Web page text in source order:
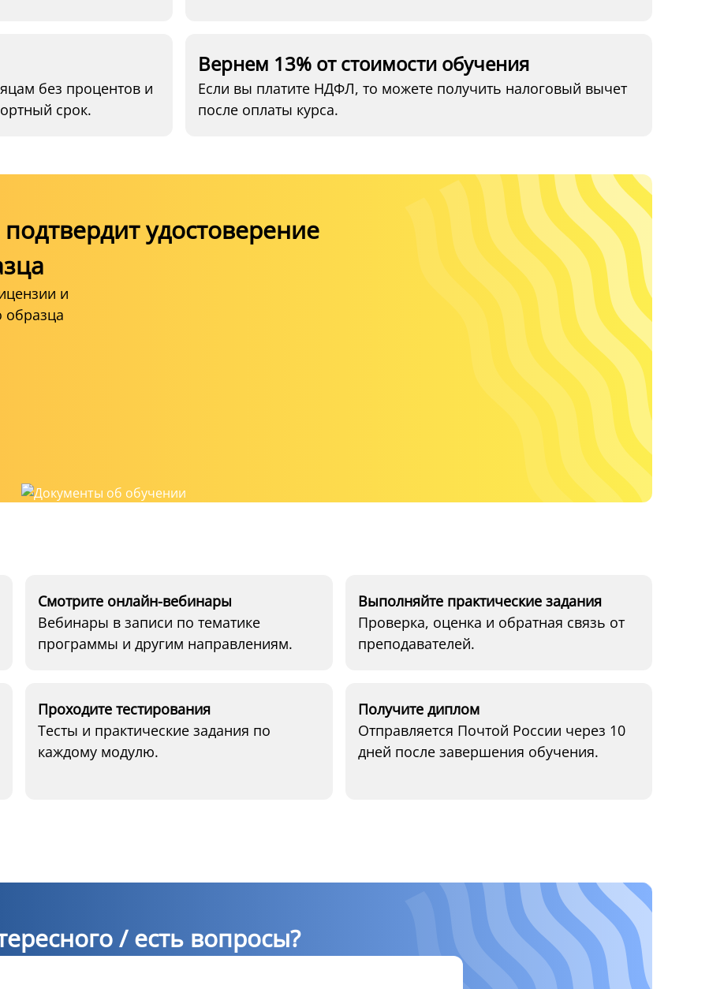
без процентов и
срок.
Вернем 13% от стоимости обучения
Если вы платите НДФЛ, то можете получить налоговый вычет
после оплаты курса.
удостоверение
и
образца
Смотрите онлайн-вебинары
Вебинары в записи по тематике
программы и другим направлениям.
Выполняйте практические задания
Проверка, оценка и обратная связь от
преподавателей.
Проходите тестирования
Тесты и практические задания по
каждому модулю.
Получите диплом
Отправляется Почтой России через 10
дней после завершения обучения.
/ есть вопросы?